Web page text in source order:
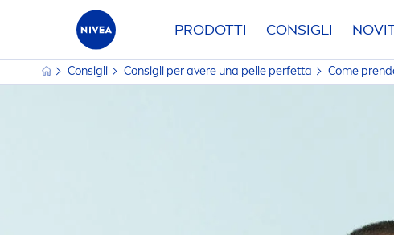
PRODOTTI CONSIGLI
Consigli Consigli per avere una pelle perfetta Come